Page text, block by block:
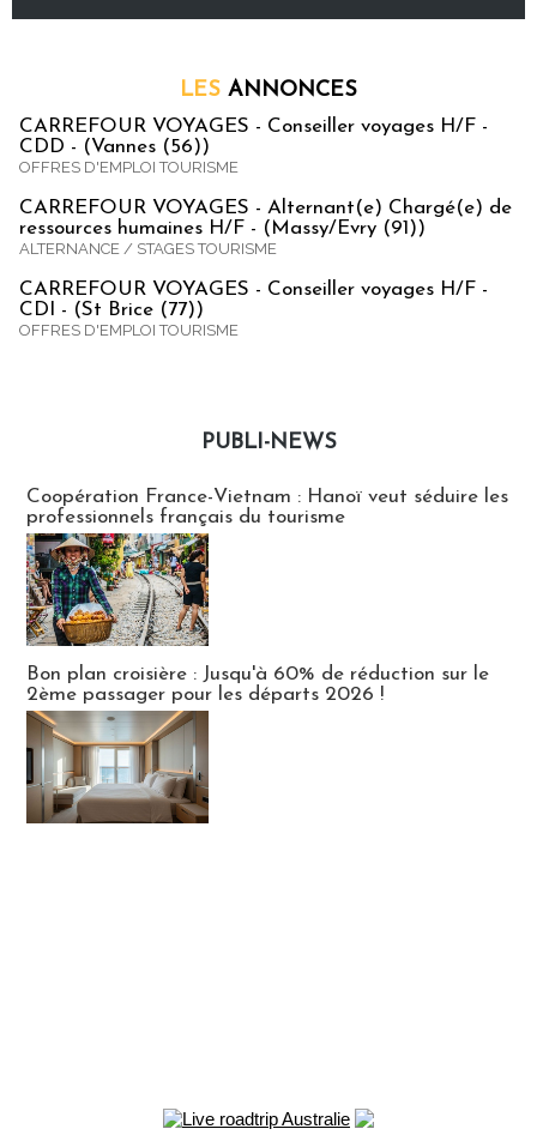
LES ANNONCES
CARREFOUR VOYAGES - Conseiller voyages H/F -
CDD - (Vannes (56))
OFFRES D'EMPLOI TOURISME
CARREFOUR VOYAGES - Alternant(e) Chargé(e) de
ressources humaines H/F - (Massy/Evry (91))
ALTERNANCE / STAGES TOURISME
CARREFOUR VOYAGES - Conseiller voyages H/F -
CDI - (St Brice (77))
OFFRES D'EMPLOI TOURISME
PUBLI-NEWS
Coopération France-Vietnam : Hanoï veut séduire les
professionnels français du tourisme
Bon plan croisière : Jusqu'à 60% de réduction sur le
2ème passager pour les départs 2026 !